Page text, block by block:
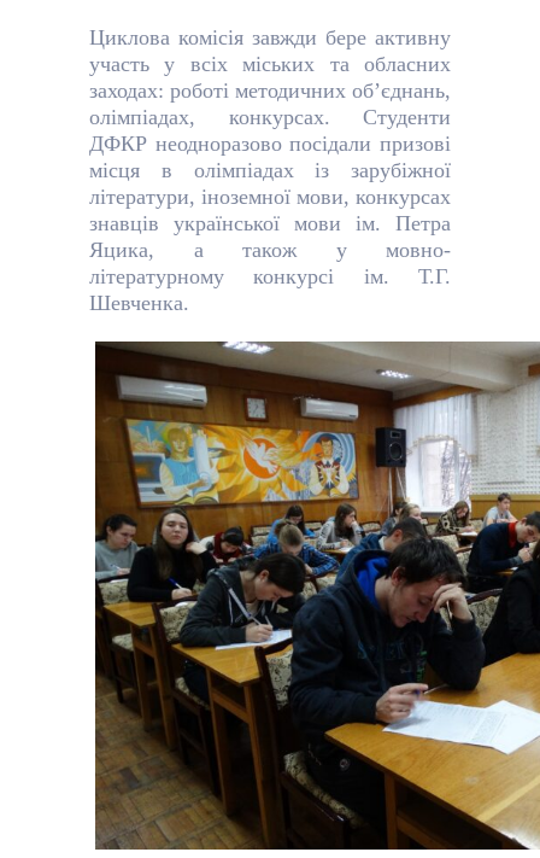
Циклова комісія завжди бере активну
участь у всіх міських та обласних
заходах: роботі методичних об’єднань,
олімпіадах, конкурсах. Студенти
ДФКР неодноразово посідали призові
місця в олімпіадах із зарубіжної
літератури, іноземної мови, конкурсах
знавців української мови ім. Петра
Яцика, а також у мовно-
літературному конкурсі ім. Т.Г.
Шевченка.